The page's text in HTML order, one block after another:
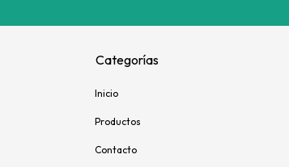
Categorías
Inicio
Productos
Contacto